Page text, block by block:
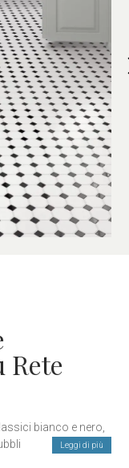
Rete
bianco e nero,
negli Stati Uniti.
Leggi di più